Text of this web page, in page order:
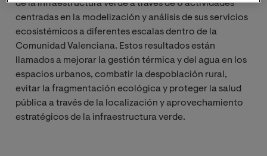
de la infraestructura verde a travésde 6 actividades
centradas en la modelización y análisis de sus servicios
ecosistémicos a diferentes escalas dentro de la
Comunidad Valenciana. Estos resultados están
llamados a mejorar la gestión térmica y del agua en los
espacios urbanos, combatir la despoblación rural,
evitar la fragmentación ecológica y proteger la salud
pública a través de la localización y aprovechamiento
estratégicos de la infraestructura verde.